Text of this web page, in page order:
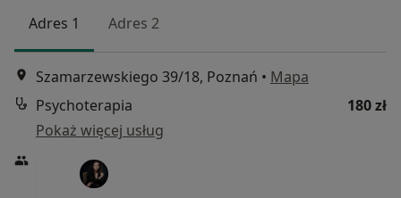
Adres 1 Adres 2
Szamarzewskiego 39/18, Poznań • Mapa
Psychoterapia
180 zł
Pokaż więcej usług